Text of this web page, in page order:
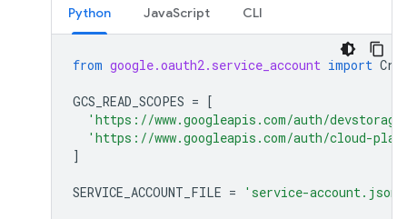
Python JavaScript CLI
from google.oauth2.service_account import
GCS_READ_SCOPES = [
'https://www.googleapis.com/auth/
'https://www.googleapis.com/auth/cloud-
]
SERVICE_ACCOUNT_FILE = 'service-account.json'